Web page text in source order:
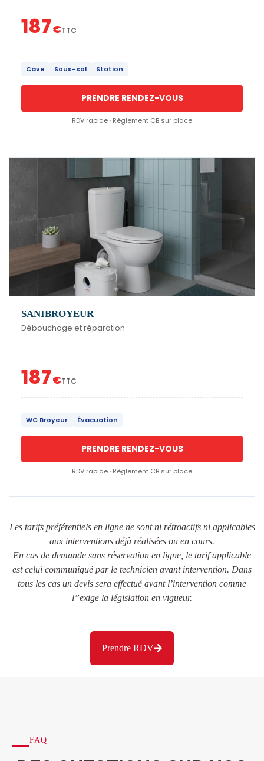
187€TTC
Cave Sous-sol Station
PRENDRE RENDEZ-VOUS
RDV rapide · Règlement CB sur place
SANIBROYEUR
Débouchage et réparation
187€TTC
WC Broyeur Évacuation
PRENDRE RENDEZ-VOUS
RDV rapide · Règlement CB sur place
Les tarifs préférentiels en ligne ne sont ni rétroactifs ni applicables
aux interventions déjà réalisées ou en cours.
En cas de demande sans réservation en ligne, le tarif applicable
est celui communiqué par le technicien avant intervention. Dans
tous les cas un devis sera effectué avant l’intervention comme
l”exige la législation en vigueur.
Prendre RDV
FAQ